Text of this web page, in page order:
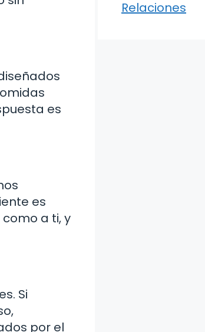
es
es
a ti, y
Si
por el
Relaciones